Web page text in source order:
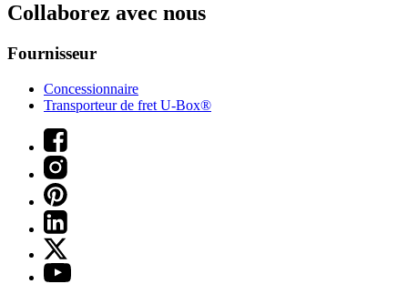
Collaborez avec nous
Fournisseur
Concessionnaire
Transporteur de fret U-Box®